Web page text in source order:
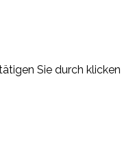
Sie durch